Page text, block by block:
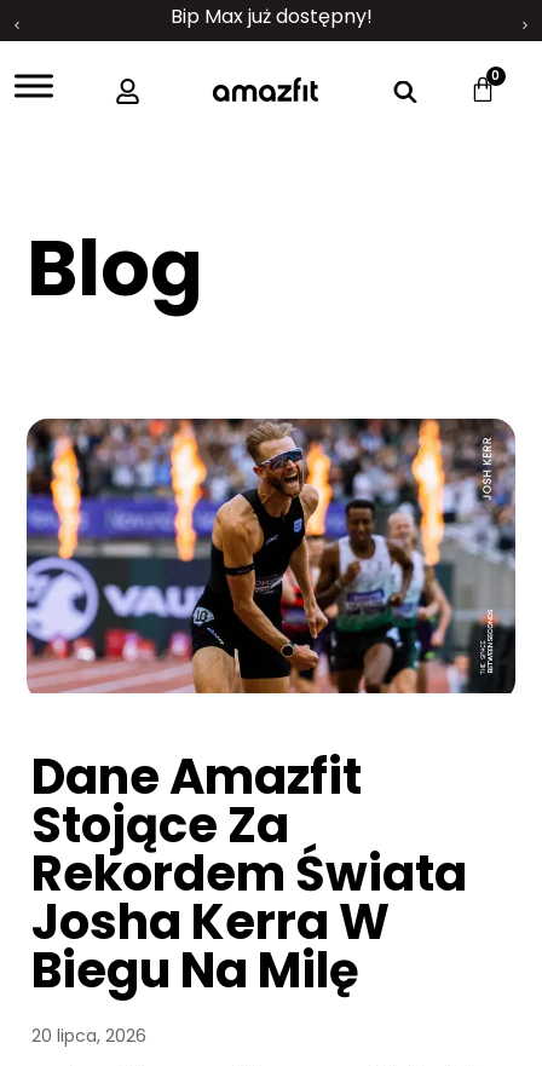
Bip Max już dostępny!
0
Blog
Dane Amazfit
Stojące Za
Rekordem Świata
Josha Kerra W
Biegu Na Milę
20 lipca, 2026